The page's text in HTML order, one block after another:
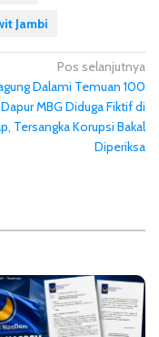
Jambi
Pos selanjutnya
Dalami Temuan 100
Dapur MBG Diduga Fiktif di
Tersangka Korupsi Bakal
Diperiksa